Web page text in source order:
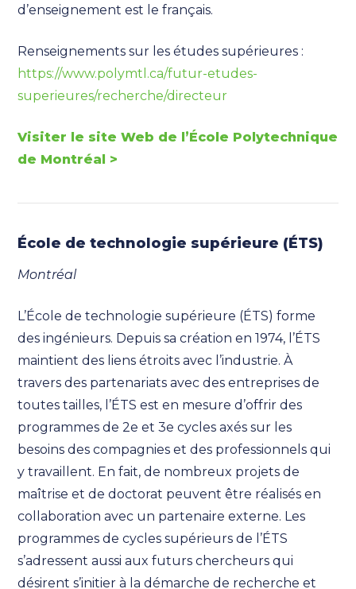
d’enseignement est le français.
Renseignements sur les études supérieures :
https://www.polymtl.ca/futur-etudes-
superieures/recherche/directeur
Visiter le site Web de l’École Polytechnique
de Montréal >
École de technologie supérieure (ÉTS)
Montréal
L’École de technologie supérieure (ÉTS) forme
des ingénieurs. Depuis sa création en 1974, l’ÉTS
maintient des liens étroits avec l’industrie. À
travers des partenariats avec des entreprises de
toutes tailles, l’ÉTS est en mesure d’offrir des
programmes de 2e et 3e cycles axés sur les
besoins des compagnies et des professionnels qui
y travaillent. En fait, de nombreux projets de
maîtrise et de doctorat peuvent être réalisés en
collaboration avec un partenaire externe. Les
programmes de cycles supérieurs de l’ÉTS
s’adressent aussi aux futurs chercheurs qui
désirent s’initier à la démarche de recherche et